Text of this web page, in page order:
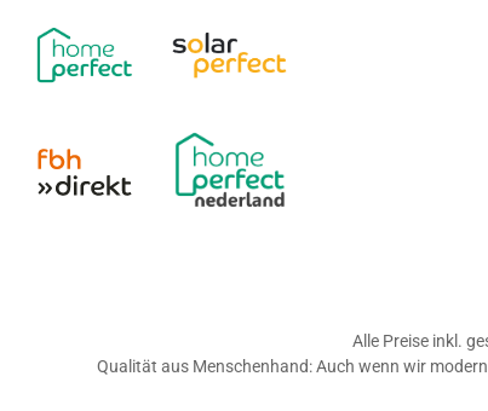
Alle Preise inkl.
Qualität aus Menschenhand: Auch wenn wir